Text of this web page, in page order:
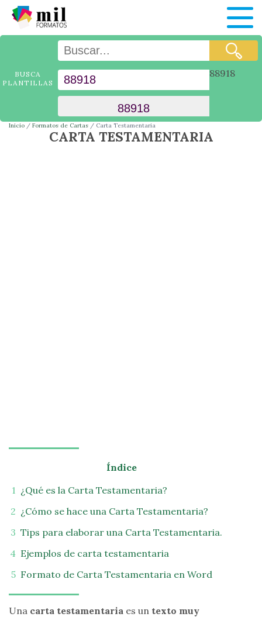
BUSCA
PLANTILLAS
88918
Inicio Formatos de Cartas Carta Testamentaria
CARTA TESTAMENTARIA
Índice
¿Qué es la Carta Testamentaria?
¿Cómo se hace una Carta Testamentaria?
Tips para elaborar una Carta Testamentaria.
Ejemplos de carta testamentaria
Formato de Carta Testamentaria en Word
Una carta testamentaria es un texto muy